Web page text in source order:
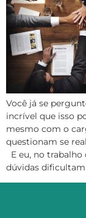
Você já se
incrível que isso
mesmo com o
questionam se
E eu, no
dúvidas dificultam